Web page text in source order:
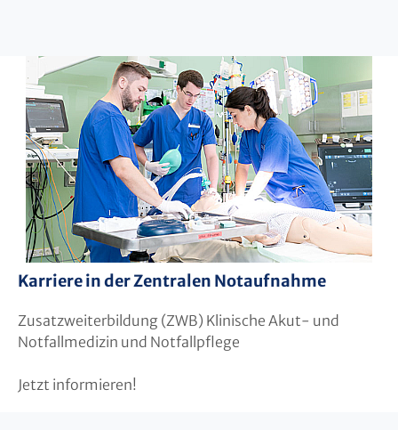
Karriere in der Zentralen Notaufnahme
Zusatzweiterbildung (ZWB) Klinische Akut- und
Notfallmedizin und Notfallpflege
Jetzt informieren!